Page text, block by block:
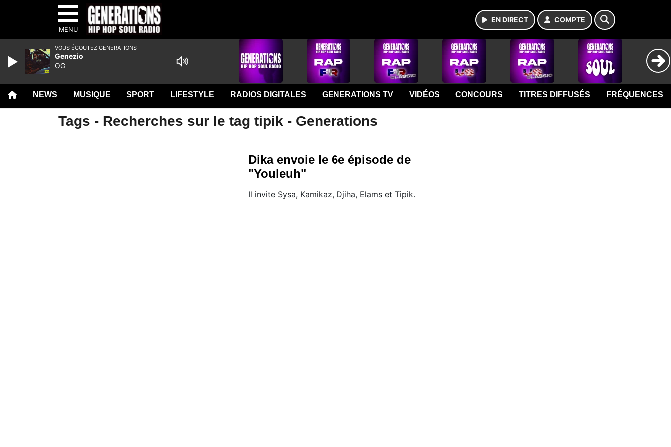
MENU
EN DIRECT COMPTE
NEWS MUSIQUE SPORT LIFESTYLE RADIOS DIGITALES GENERATIONS TV VIDÉOS CONCOURS TITRES DIFFUSÉS FRÉQUENCES
Tags - Recherches sur le tag tipik - Generations
Dika envoie le 6e épisode de
"Youleuh"
Il invite Sysa, Kamikaz, Djiha, Elams et Tipik.
VOUS ÉCOUTEZ GENERATIONS
Genezio
OG